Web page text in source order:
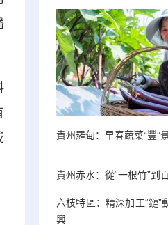
貴州羅甸：早春蔬菜“豐”
貴州赤水：從“一根竹”到
六枝特區：精深加工“鏈”
興